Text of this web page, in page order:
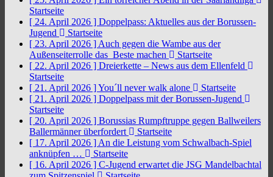
Startseite
[ 24. April 2026 ] Doppelpass: Aktuelles aus der Borussen-
Jugend
Startseite
[ 23. April 2026 ] Auch gegen die Wambe aus der
Außenseiterrolle das Beste machen
Startseite
[ 22. April 2026 ] Dreierkette – News aus dem Ellenfeld
Startseite
[ 21. April 2026 ]You´ll never walk alone
Startseite
[ 21. April 2026 ] Doppelpass mit der Borussen-Jugend
Startseite
[ 20. April 2026 ] Borussias Rumpftruppe gegen Ballweilers
Ballermänner überfordert
Startseite
[ 17. April 2026 ] An die Leistung vom Schwalbach-Spiel
anknüpfen …
Startseite
[ 16. April 2026 ] C-Jugend erwartet die JSG Mandelbachtal